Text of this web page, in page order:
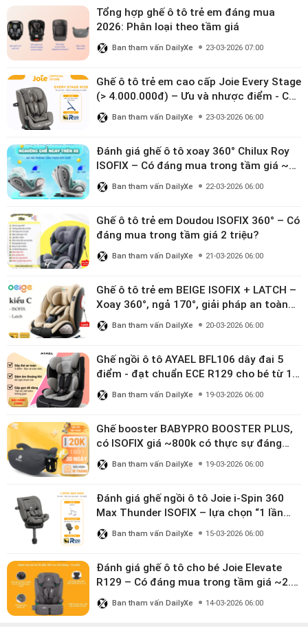
Tổng hợp ghế ô tô trẻ em đáng mua
2026: Phân loại theo tầm giá
Ban tham vấn DailyXe 23-03-2026 07:00
Ghế ô tô trẻ em cao cấp Joie Every Stage
(> 4.000.000đ) – Ưu và nhược điểm - Có
đáng đầu tư cho bé từ 0–12 tuổi?
Ban tham vấn DailyXe 23-03-2026 06:00
Đánh giá ghế ô tô xoay 360° Chilux Roy
ISOFIX – Có đáng mua trong tầm giá ~3
triệu
Ban tham vấn DailyXe 22-03-2026 06:00
Ghế ô tô trẻ em Doudou ISOFIX 360° – Có
đáng mua trong tầm giá 2 triệu?
Ban tham vấn DailyXe 21-03-2026 06:00
Ghế ô tô trẻ em BEIGE ISOFIX + LATCH –
Xoay 360°, ngả 170°, giải pháp an toàn
linh hoạt cho bé 0–10 tuổi
Ban tham vấn DailyXe 20-03-2026 06:00
Ghế ngồi ô tô AYAEL BFL106 dây đai 5
điểm - đạt chuẩn ECE R129 cho bé từ 1–
10 tuổi
Ban tham vấn DailyXe 19-03-2026 06:00
Ghế booster BABYPRO BOOSTER PLUS,
có ISOFIX giá ~800k có thực sự đáng
mua?
Ban tham vấn DailyXe 19-03-2026 06:00
Đánh giá ghế ngồi ô tô Joie i-Spin 360
Max Thunder ISOFIX – lựa chọn “1 lần
dùng đến 12 năm” có đáng giá gần 9
triệu?
Ban tham vấn DailyXe 15-03-2026 06:00
Đánh giá ghế ô tô cho bé Joie Elevate
R129 – Có đáng mua trong tầm giá ~2.8
triệu?
Ban tham vấn DailyXe 14-03-2026 06:00